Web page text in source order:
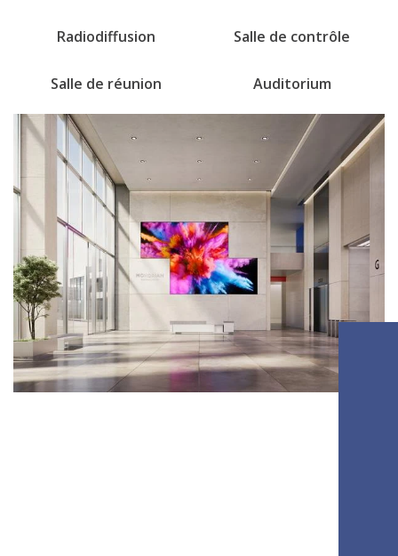
Radiodiffusion Salle de contrôle
Salle de réunion Auditorium